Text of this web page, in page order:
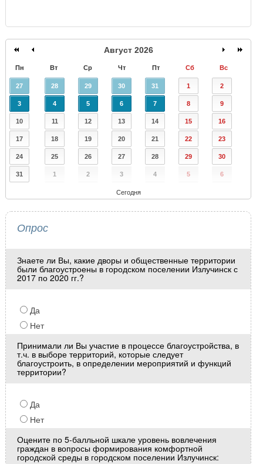
Август 2026
Пн Вт Ср Чт Пт Сб Вс
27 28 29 30 31 1 2
3 4 5 6 7 8 9
10 11 12 13 14 15 16
17 18 19 20 21 22 23
24 25 26 27 28 29 30
31 1 2 3 4 5 6
Сегодня
Опрос
Знаете ли Вы, какие дворы и общественные территории
были благоустроены в городском поселении Излучинск с
2017 по 2020 гг.?
Да
Нет
Принимали ли Вы участие в процессе благоустройства, в
т.ч. в выборе территорий, которые следует
благоустроить, в определении мероприятий и функций
территории?
Да
Нет
Оцените по 5-балльной шкале уровень вовлечения
граждан в вопросы формирования комфортной
городской среды в городском поселении Излучинск: